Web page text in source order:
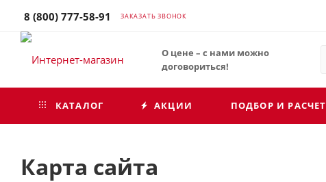
8 (800) 777-58-91 ЗАКАЗАТЬ ЗВОНОК
О цене – с нами можно
договориться!
КАТАЛОГ АКЦИИ ПОДБОР И РАСЧЕТ
Карта сайта